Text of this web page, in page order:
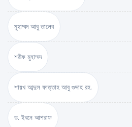
মুহাম্মদ আবু তালেব
শরীফ মুহাম্মদ
শায়খ আব্দুল ফাত্তাহ আবু গুদ্দাহ রহ.
ড. ইবনে আশরাফ